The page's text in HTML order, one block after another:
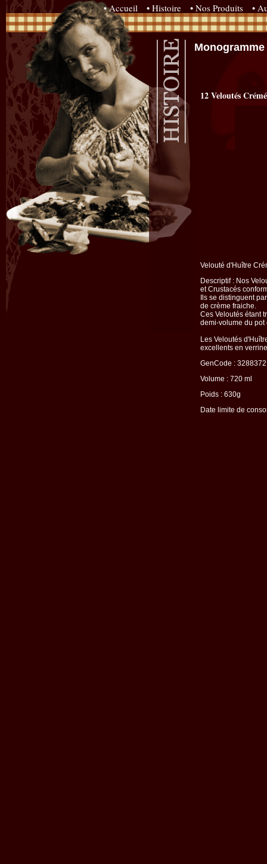
• Accueil • Histoire • Nos Produits •
12 Veloutés
Velouté d'Huître
Descriptif : Nos
et Crustacés
Ils se distinguent
de crème fraiche.
Ces Veloutés étant
demi-volume du pot
Les Veloutés
excellents en
GenCode :
Volume : 720 ml
Poids : 630g
Date limite de